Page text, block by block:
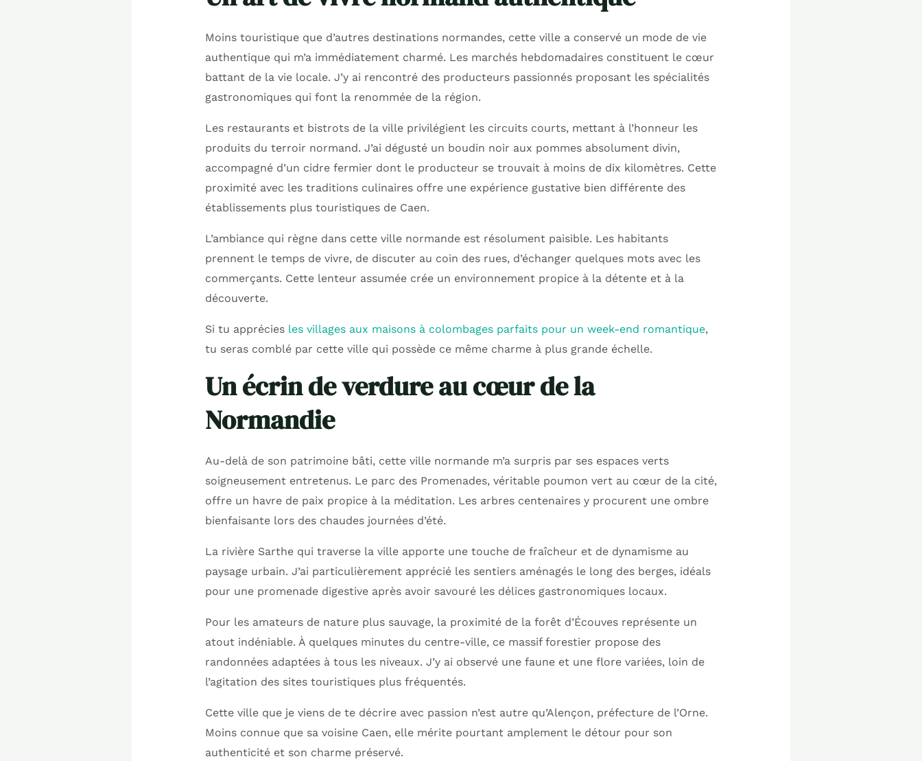
Moins touristique que d’autres destinations normandes, cette ville a conservé un mode de vie
authentique qui m’a immédiatement charmé. Les marchés hebdomadaires constituent le cœur
battant de la vie locale. J’y ai rencontré des producteurs passionnés proposant les spécialités
gastronomiques qui font la renommée de la région.
Les restaurants et bistrots de la ville privilégient les circuits courts, mettant à l’honneur les
produits du terroir normand. J’ai dégusté un boudin noir aux pommes absolument divin,
accompagné d’un cidre fermier dont le producteur se trouvait à moins de dix kilomètres. Cette
proximité avec les traditions culinaires offre une expérience gustative bien différente des
établissements plus touristiques de Caen.
L’ambiance qui règne dans cette ville normande est résolument paisible. Les habitants
prennent le temps de vivre, de discuter au coin des rues, d’échanger quelques mots avec les
commerçants. Cette lenteur assumée crée un environnement propice à la détente et à la
découverte.
Si tu apprécies les villages aux maisons à colombages parfaits pour un week-end romantique,
tu seras comblé par cette ville qui possède ce même charme à plus grande échelle.
Un écrin de verdure au cœur de la
Normandie
Au-delà de son patrimoine bâti, cette ville normande m’a surpris par ses espaces verts
soigneusement entretenus. Le parc des Promenades, véritable poumon vert au cœur de la cité,
offre un havre de paix propice à la méditation. Les arbres centenaires y procurent une ombre
bienfaisante lors des chaudes journées d’été.
La rivière Sarthe qui traverse la ville apporte une touche de fraîcheur et de dynamisme au
paysage urbain. J’ai particulièrement apprécié les sentiers aménagés le long des berges, idéals
pour une promenade digestive après avoir savouré les délices gastronomiques locaux.
Pour les amateurs de nature plus sauvage, la proximité de la forêt d’Écouves représente un
atout indéniable. À quelques minutes du centre-ville, ce massif forestier propose des
randonnées adaptées à tous les niveaux. J’y ai observé une faune et une flore variées, loin de
l’agitation des sites touristiques plus fréquentés.
Cette ville que je viens de te décrire avec passion n’est autre qu’Alençon, préfecture de l’Orne.
Moins connue que sa voisine Caen, elle mérite pourtant amplement le détour pour son
authenticité et son charme préservé.